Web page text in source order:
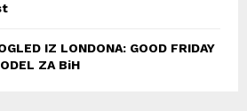
IZ LONDONA: GOOD FRIDAY
ZA BiH